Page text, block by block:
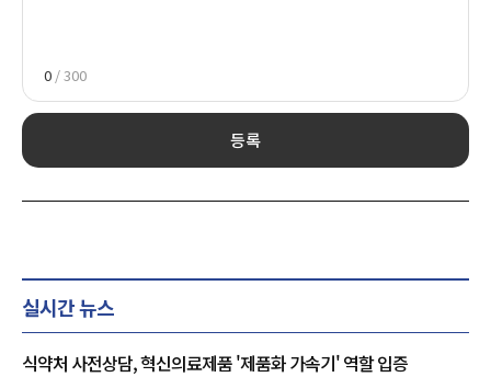
0 / 300
등록
실시간 뉴스
식약처 사전상담, 혁신의료제품 '제품화 가속기' 역할 입증